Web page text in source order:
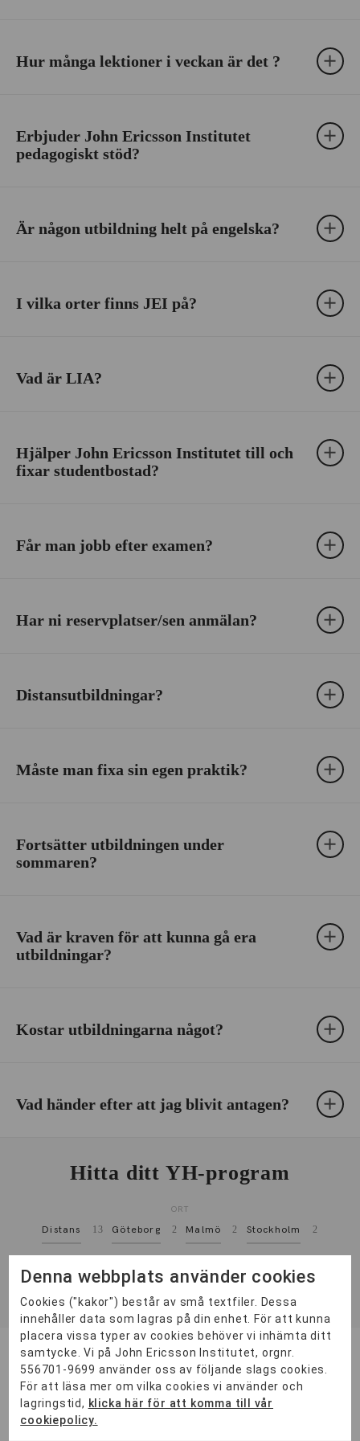
Hur många lektioner i veckan är det ?
Erbjuder John Ericsson Institutet
pedagogiskt stöd?
Är någon utbildning helt på engelska?
I vilka orter finns JEI på?
Vad är LIA?
Hjälper John Ericsson Institutet till och
fixar studentbostad?
Får man jobb efter examen?
Har ni reservplatser/sen anmälan?
Distansutbildningar?
Måste man fixa sin egen praktik?
Fortsätter utbildningen under
sommaren?
Vad är kraven för att kunna gå era
utbildningar?
Kostar utbildningarna något?
Vad händer efter att jag blivit antagen?
Hitta ditt YH-program
ORT
Distans 13 Göteborg 2 Malmö 2 Stockholm 2
YH-Flex 6
Project Manager – Smart Charging & E-
Mobility
Öppen
Du får spetskompetens att designa och etablera elektrotekniska
Denna webbplats använder cookies
Cookies ("kakor") består av små textfiler. Dessa
innehåller data som lagras på din enhet. För att kunna
placera vissa typer av cookies behöver vi inhämta ditt
samtycke. Vi på John Ericsson Institutet, orgnr.
556701-9699 använder oss av följande slags cookies.
För att läsa mer om vilka cookies vi använder och
lagringstid, klicka här för att komma till vår
cookiepolicy.